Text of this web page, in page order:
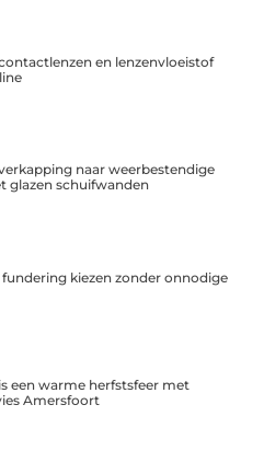
en lenzenvloeistof
naar weerbestendige
glazen schuifwanden
fundering kiezen zonder onnodige
een warme herfstsfeer met
Amersfoort